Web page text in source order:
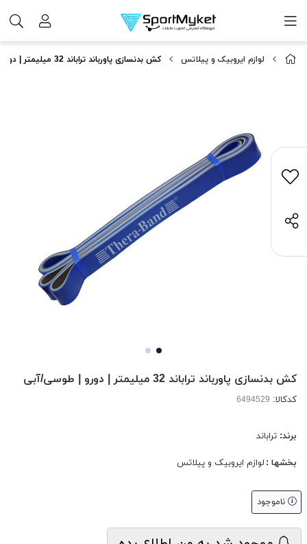
لوازم ایروبیک و پیلاتس کش بدنسازی پاورباند تراباند 32 میلیمتر | دورو | طوسی/آبی
کش بدنسازی پاورباند تراباند 32 میلیمتر | دورو | طوسی/آبی
کدکالا:
برند: تراباند
بخشها : لوازم ایروبیک و پیلاتس
ناموجود